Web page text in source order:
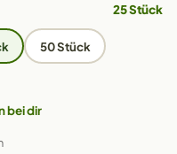
25 Stück
50 Stück
bei dir